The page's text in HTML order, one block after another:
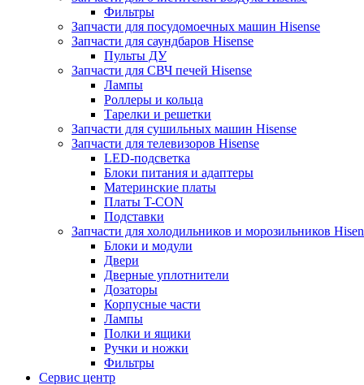
Фильтры
Запчасти для посудомоечных машин Hisense
Запчасти для саундбаров Hisense
Пульты ДУ
Запчасти для СВЧ печей Hisense
Лампы
Роллеры и кольца
Тарелки и решетки
Запчасти для сушильных машин Hisense
Запчасти для телевизоров Hisense
LED-подсветка
Блоки питания и адаптеры
Материнские платы
Платы T-CON
Подставки
Запчасти для холодильников и морозильников
Блоки и модули
Двери
Дверные уплотнители
Дозаторы
Корпусные части
Лампы
Полки и ящики
Ручки и ножки
Фильтры
Сервис центр